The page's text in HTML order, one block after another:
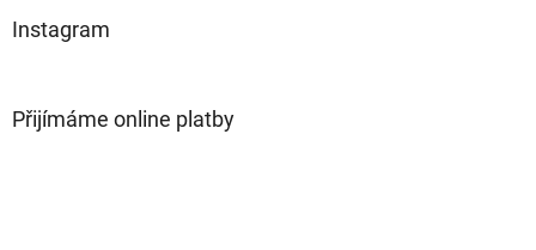
Instagram
Přijímáme online platby